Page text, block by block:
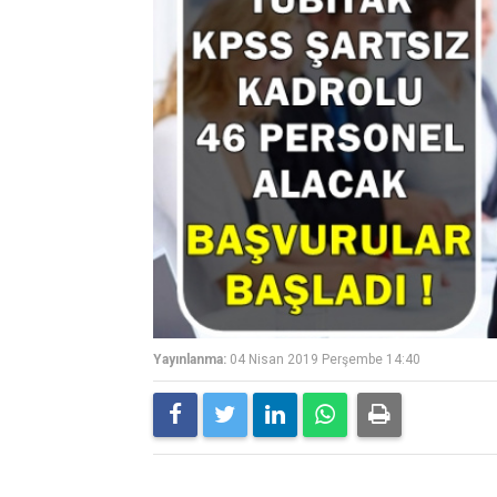
Yayınlanma: 04 Nisan 2019 Perşembe 14:40